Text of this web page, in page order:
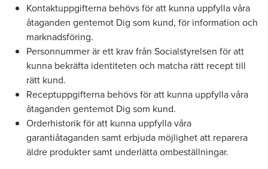
Kontaktuppgifterna behövs för att kunna uppfylla våra
åtaganden gentemot Dig som kund, för information och
marknadsföring.
Personnummer är ett krav från Socialstyrelsen för att
kunna bekräfta identiteten och matcha rätt recept till
rätt kund.
Receptuppgifterna behövs för att kunna uppfylla våra
åtaganden gentemot Dig som kund.
Orderhistorik för att kunna uppfylla våra
garantiåtaganden samt erbjuda möjlighet att reparera
äldre produkter samt underlätta ombeställningar.